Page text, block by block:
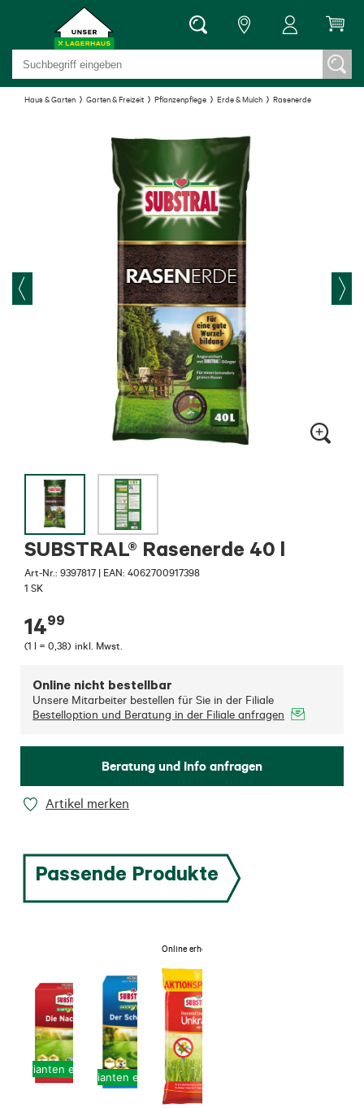
Haus & Garten Garten & Freizeit Pflanzenpflege Erde & Mulch Rasenerde
SUBSTRAL® Rasenerde 40 l
Art-Nr.: 9397817 | EAN: 4062700917398
1 SK
1499
(1 l = 0,38) inkl. Mwst.
Online nicht bestellbar
Unsere Mitarbeiter bestellen für Sie in der Filiale
Bestelloption und Beratung in der Filiale anfragen
Beratung und Info anfragen
Artikel merken
Passende Produkte
Varianten erhältlich
Varianten erhältlich
Online erhältlich